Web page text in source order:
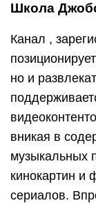
Школа
Канал ,
но и
вникая в
музыкальных
кинокартин и
сериалов.